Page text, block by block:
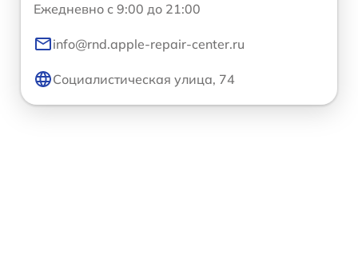
Ежедневно с 9:00 до 21:00
info@rnd.apple-repair-center.ru
Социалистическая улица, 74